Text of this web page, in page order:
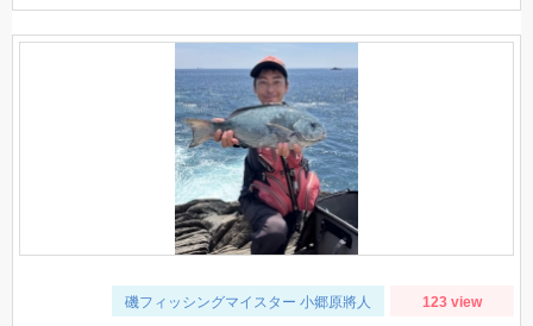
磯フィッシングマイスター 小郷原將人 123 view